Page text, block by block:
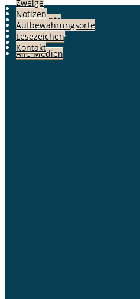
Fotos
Dokumente
Geschichten
Alben
Alle Medien
Zweige
Notizen
Aufbewahrungsorte
Lesezeichen
Kontakt